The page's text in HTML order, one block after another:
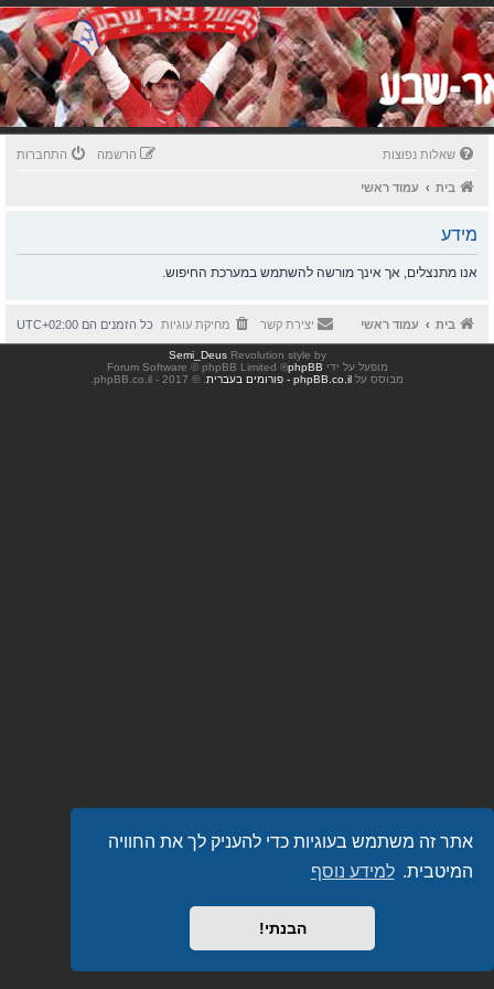
אתר זה משתמש בעוגיות כדי להעניק לך את החוויה
המיטבית. למידע נוסף
הבנתי!
שאלות נפוצות התחברות הרשמה
בית עמוד ראשי
מידע
אנו מתנצלים, אך אינך מורשה להשתמש במערכת החיפוש.
בית עמוד ראשי כל הזמנים הם UTC+02:00 מחיקת עוגיות יצירת קשר
Revolution style by
Semi_Deus
מופעל על ידי phpBB
® Forum Software © phpBB Limited
מבוסס על phpBB.co.il - פורומים בעברית . © 2017 - phpBB.co.il.